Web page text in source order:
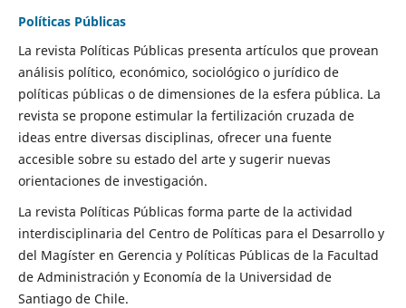
Políticas Públicas
La revista Políticas Públicas presenta artículos que provean
análisis político, económico, sociológico o jurídico de
políticas públicas o de dimensiones de la esfera pública. La
revista se propone estimular la fertilización cruzada de
ideas entre diversas disciplinas, ofrecer una fuente
accesible sobre su estado del arte y sugerir nuevas
orientaciones de investigación.
La revista Políticas Públicas forma parte de la actividad
interdisciplinaria del Centro de Políticas para el Desarrollo y
del Magíster en Gerencia y Políticas Públicas de la Facultad
de Administración y Economía de la Universidad de
Santiago de Chile.